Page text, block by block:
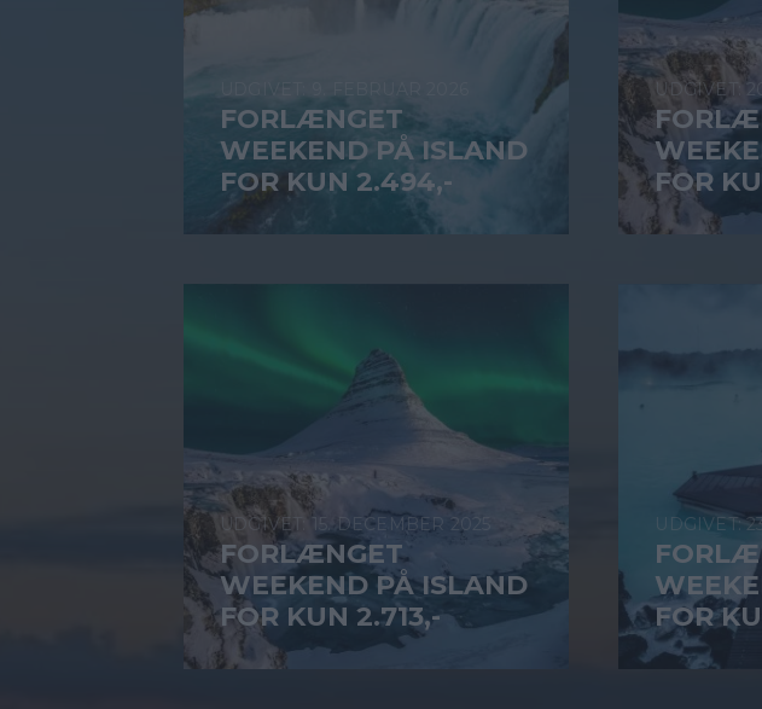
FORLÆNGET
WEEKEND PÅ ISLAND
FOR KUN 2.494,-
FOR
15. DECEMBER 2025
FORLÆNGET
WEEKEND PÅ ISLAND
FOR KUN 2.713,-
FOR